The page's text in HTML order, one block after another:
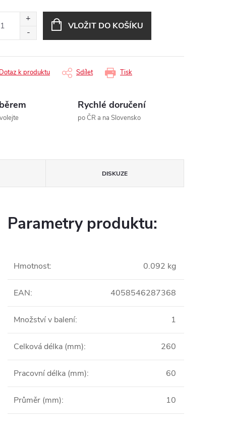
VLOŽIT DO KOŠÍKU
Tisk
k produktu Sdílet
Rychlé doručení
po ČR a na Slovensko
DISKUZE
Parametry produktu:
Hmotnost: 0.092 kg
EAN: 4058546287368
Množství v balení: 1
Celková délka (mm): 260
Pracovní délka (mm): 60
Průměr (mm): 10